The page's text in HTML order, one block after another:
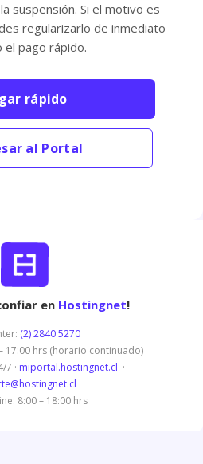
suspensión. Si el motivo es
regularizarlo de inmediato
el pago rápido.
rápido
al Portal
en Hostingnet!
(2) 2840 5270
17:00 hrs (horario continuado)
7 · miportal.hostingnet.cl ·
8:00 – 18:00 hrs